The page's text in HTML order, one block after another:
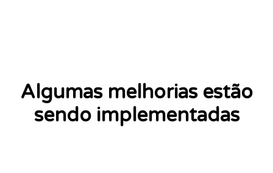
Algumas melhorias estão
sendo implementadas